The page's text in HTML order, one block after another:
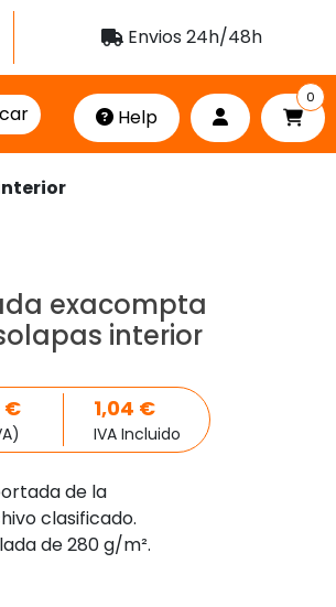
Envios 24h/48h
Help
0
exacompta
interior
€ 1,04 €
IVA Incluido
de la
clasificado.
de 280 g/m².